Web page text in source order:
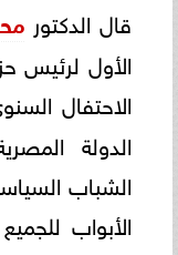
قال الدكتور
الأول لرئيس
الاحتفال
الدولة
الشباب
الأبواب